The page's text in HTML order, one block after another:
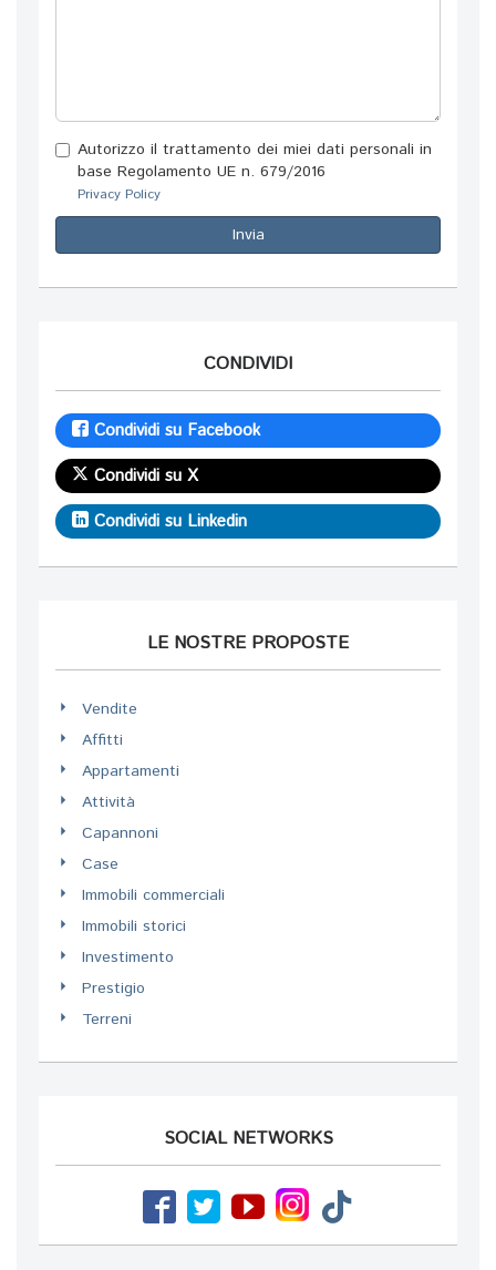
Autorizzo il trattamento dei miei dati personali in
base Regolamento UE n. 679/2016
Privacy Policy
Invia
CONDIVIDI
Condividi su Facebook
Condividi su X
Condividi su Linkedin
LE NOSTRE PROPOSTE
Vendite
Affitti
Appartamenti
Attività
Capannoni
Case
Immobili commerciali
Immobili storici
Investimento
Prestigio
Terreni
SOCIAL NETWORKS